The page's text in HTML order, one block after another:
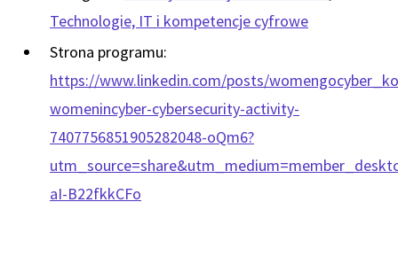
Technologie, IT i kompetencje cyfrowe
Strona programu:
https://www.linkedin.com/posts/
womenincyber-cybersecurity-activity-
7407756851905282048-oQm6?
aI-B22fkkCFo